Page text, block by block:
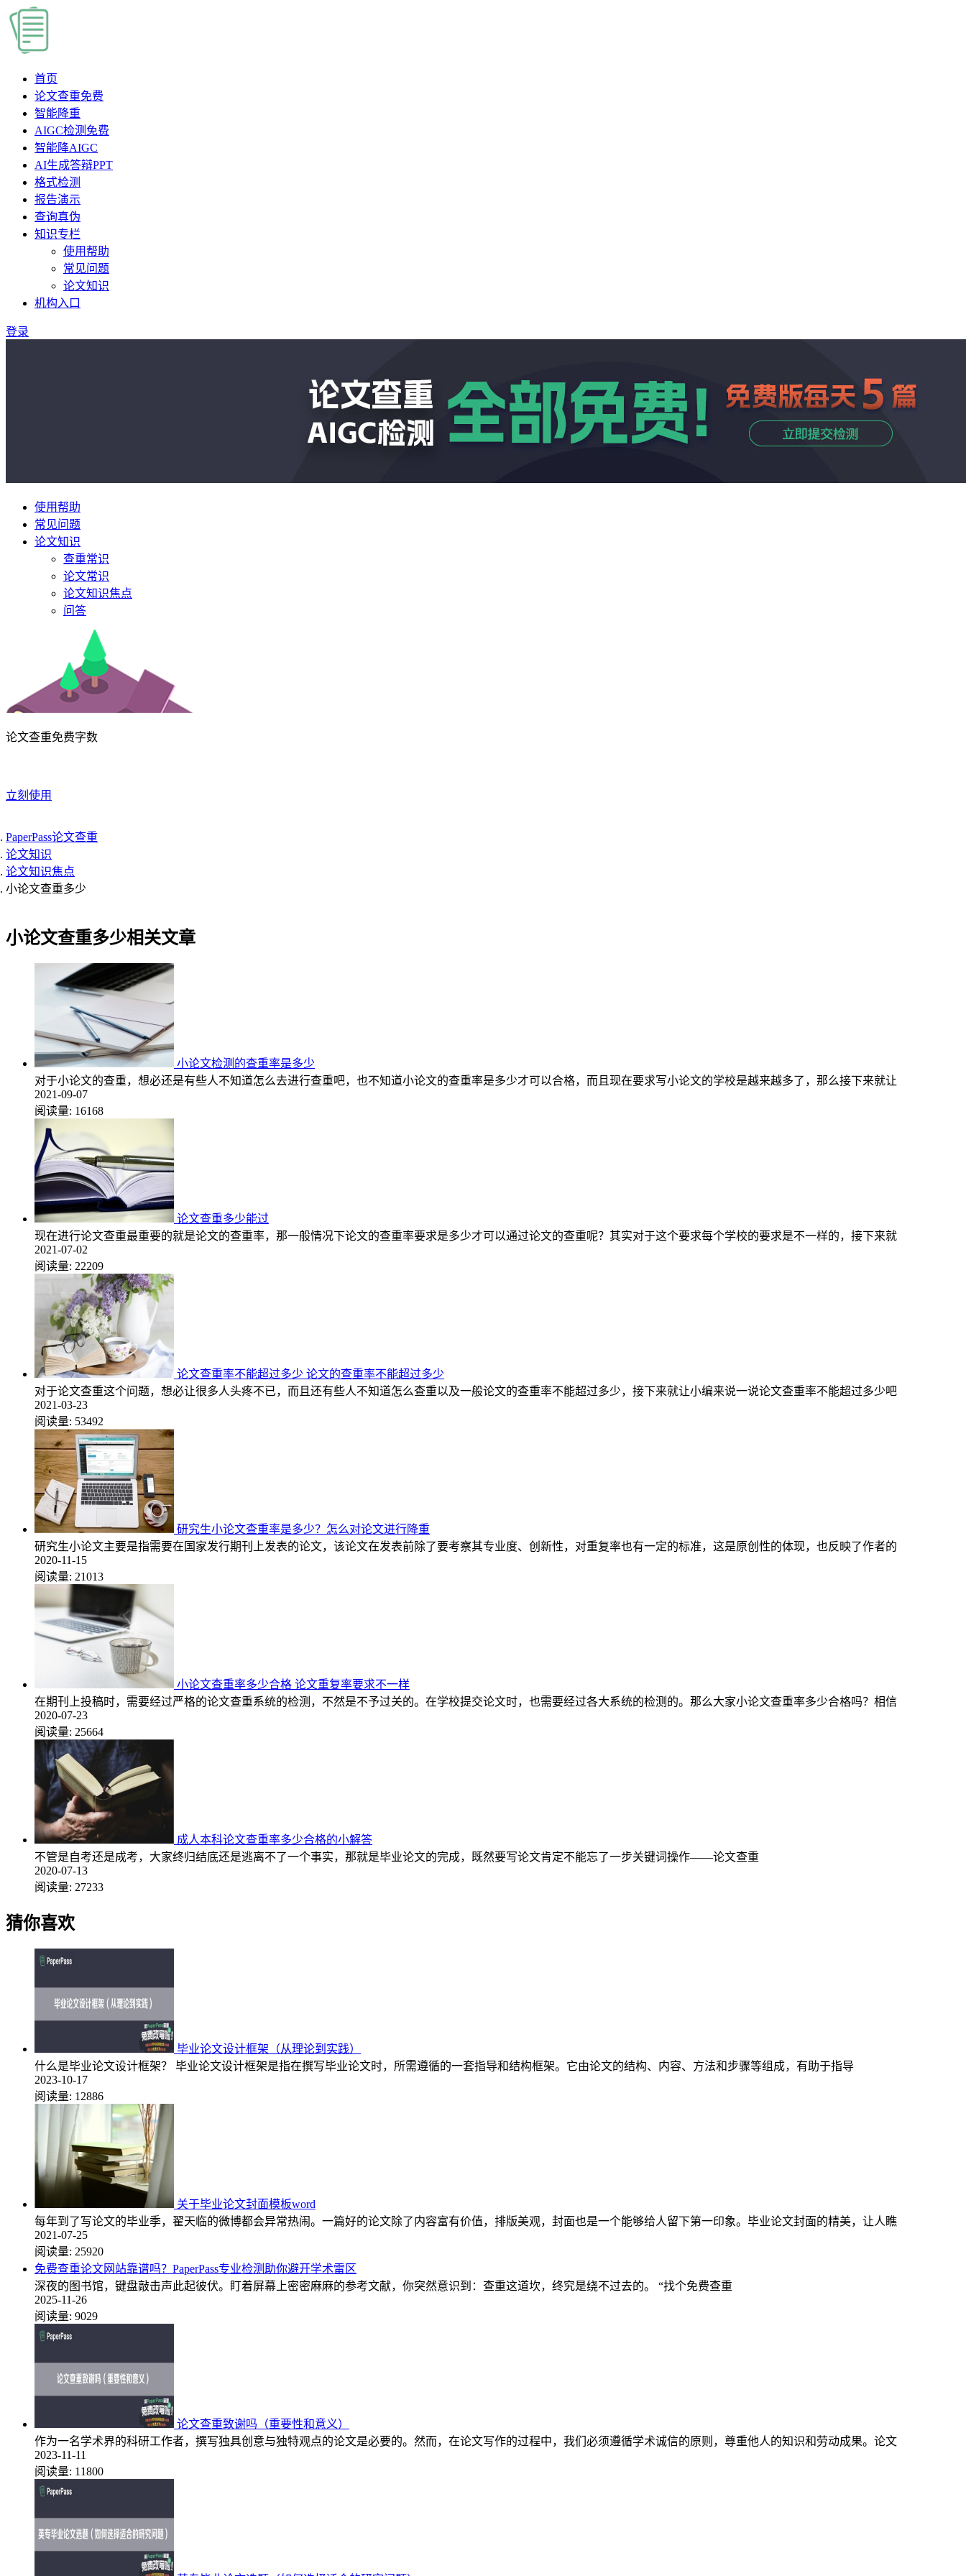
首页
论文查重免费
智能降重
AIGC检测 免费
智能降AIGC
AI生成答辩PPT
格式检测
报告演示
查询真伪
知识专栏
使用帮助
常见问题
论文知识
机构入口
登录
使用帮助
常见问题
论文知识
查重常识
论文常识
论文知识焦点
问答
论文查重免费字数
立刻使用
PaperPass论文查重
论文知识
论文知识焦点
小论文查重多少
小论文查重多少相关文章
小论文检测的查重率是多少
对于小论文的查重，想必还是有些人不知道怎么去进行查重吧，也不知道小论文的查重率是多少才可以合格，而且现在要求写小论文的学校是越来越多了，那么接下来就让
2021-09-07
阅读量: 16168
论文查重多少能过
现在进行论文查重最重要的就是论文的查重率，那一般情况下论文的查重率要求是多少才可以通过论文的查重呢？其实对于这个要求每个学校的要求是不一样的，接下来就
2021-07-02
阅读量: 22209
论文查重率不能超过多少 论文的查重率不能超过多少
对于论文查重这个问题，想必让很多人头疼不已，而且还有些人不知道怎么查重以及一般论文的查重率不能超过多少，接下来就让小编来说一说论文查重率不能超过多少吧
2021-03-23
阅读量: 53492
研究生小论文查重率是多少？怎么对论文进行降重
研究生小论文主要是指需要在国家发行期刊上发表的论文，该论文在发表前除了要考察其专业度、创新性，对重复率也有一定的标准，这是原创性的体现，也反映了作者的
2020-11-15
阅读量: 21013
小论文查重率多少合格 论文重复率要求不一样
在期刊上投稿时，需要经过严格的论文查重系统的检测，不然是不予过关的。在学校提交论文时，也需要经过各大系统的检测的。那么大家小论文查重率多少合格吗？相信
2020-07-23
阅读量: 25664
成人本科论文查重率多少合格的小解答
不管是自考还是成考，大家终归结底还是逃离不了一个事实，那就是毕业论文的完成，既然要写论文肯定不能忘了一步关键词操作——论文查重
2020-07-13
阅读量: 27233
猜你喜欢
毕业论文设计框架（从理论到实践）
什么是毕业论文设计框架？ 毕业论文设计框架是指在撰写毕业论文时，所需遵循的一套指导和结构框架。它由论文的结构、内容、方法和步骤等组成，有助于指导
2023-10-17
阅读量: 12886
关于毕业论文封面模板word
每年到了写论文的毕业季，翟天临的微博都会异常热闹。一篇好的论文除了内容富有价值，排版美观，封面也是一个能够给人留下第一印象。毕业论文封面的精美，让人瞧
2021-07-25
阅读量: 25920
免费查重论文网站靠谱吗？PaperPass专业检测助你避开学术雷区
深夜的图书馆，键盘敲击声此起彼伏。盯着屏幕上密密麻麻的参考文献，你突然意识到：查重这道坎，终究是绕不过去的。 “找个免费查重
2025-11-26
阅读量: 9029
论文查重致谢吗（重要性和意义）
作为一名学术界的科研工作者，撰写独具创意与独特观点的论文是必要的。然而，在论文写作的过程中，我们必须遵循学术诚信的原则，尊重他人的知识和劳动成果。论文
2023-11-11
阅读量: 11800